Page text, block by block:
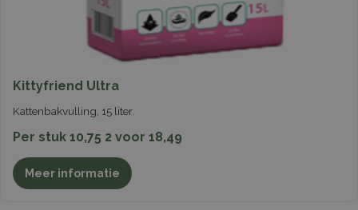
Kittyfriend Ultra
Kattenbakvulling, 15 liter.
Per stuk 10,75 2 voor 18,49
Meer informatie